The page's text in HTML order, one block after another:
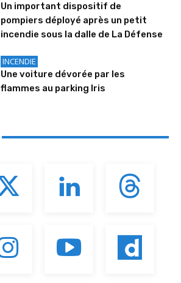
Un important dispositif de
pompiers déployé après un petit
incendie sous la dalle de La Défense
INCENDIE
Une voiture dévorée par les
flammes au parking Iris